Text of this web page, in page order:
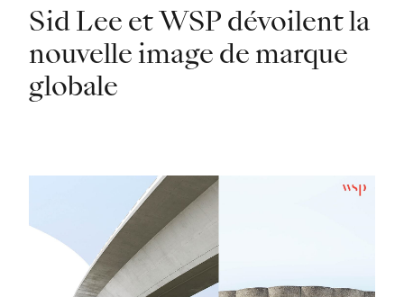
Sid Lee et WSP dévoilent la
nouvelle image de marque
globale